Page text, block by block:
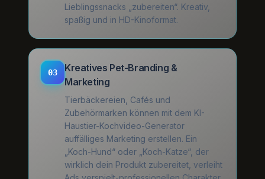
Lieblingssnacks „zubereiten“. Kreativ,
spaßig und in HD-Kinoformat.
03
Kreatives Pet-Branding &
Marketing
Tierbäckereien, Cafés und
Zubehörmarken können mit dem KI-
Haustier-Kochvideo-Generator
auffälliges Marketing erstellen. Ein
„Koch-Hund“ oder „Koch-Katze“, der
wirklich dein Produkt zubereitet, verleiht